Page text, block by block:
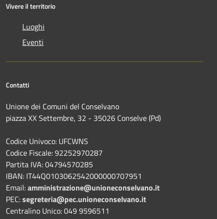
Vivere il territorio
Luoghi
Eventi
Contatti
Unione dei Comuni del Conselvano
piazza XX Settembre, 32 - 35026 Conselve (Pd)
Codice Univoco: UFCWNS
Codice Fiscale: 92252970287
Partita IVA: 04794570285
IBAN: IT44Q0103062542000000707951
Email:amministrazione@unioneconselvano.it
PEC:segreteria@pec.unioneconselvano.it
Centralino Unico: 049 9596511